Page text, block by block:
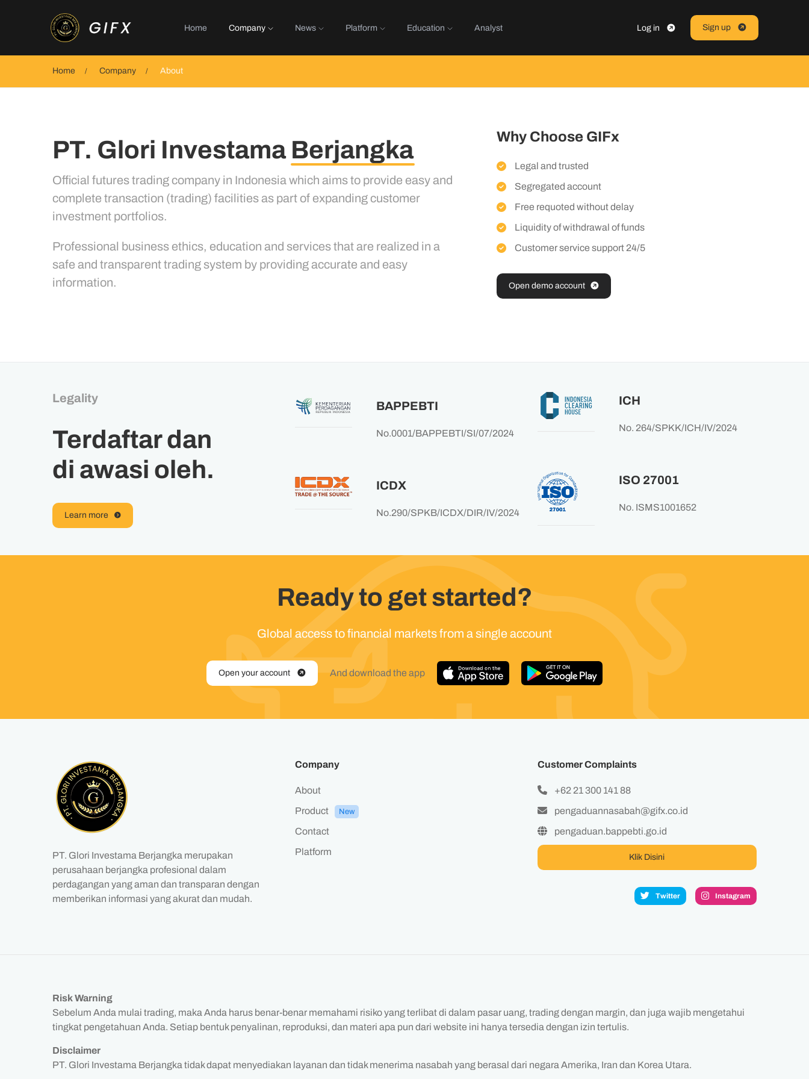
Home Company News Platform Education Analyst Log in Sign up
Home Company About
PT. Glori Investama Berjangka
Official futures trading company in Indonesia which aims to provide easy and
complete transaction (trading) facilities as part of expanding customer
investment portfolios.
Professional business ethics, education and services that are realized in a
safe and transparent trading system by providing accurate and easy
information.
Why Choose GIFx
Legal and trusted
Segregated account
Free requoted without delay
Liquidity of withdrawal of funds
Customer service support 24/5
Open demo account
Legality
Terdaftar dan
di awasi oleh.
Learn more
BAPPEBTI
No.0001/BAPPEBTI/SI/07/2024
ICDX
No.290/SPKB/ICDX/DIR/IV/2024
ICH
No. 264/SPKK/ICH/IV/2024
ISO 27001
No. ISMS1001652
Ready to get started?
Global access to financial markets from a single account
Open your account And download the app
PT. Glori Investama Berjangka merupakan
perusahaan berjangka profesional dalam
perdagangan yang aman dan transparan dengan
memberikan informasi yang akurat dan mudah.
Company
About
Product
New
Contact
Platform
Customer Complaints
+62 21 300 141 88
pengaduannasabah@gifx.co.id
pengaduan.bappebti.go.id
Klik Disini
Twitter Instagram
Risk Warning
Sebelum Anda mulai trading, maka Anda harus benar-benar memahami risiko yang terlibat di dalam pasar uang, trading dengan margin, dan juga wajib mengetahui
tingkat pengetahuan Anda. Setiap bentuk penyalinan, reproduksi, dan materi apa pun dari website ini hanya tersedia dengan izin tertulis.
Disclaimer
PT. Glori Investama Berjangka tidak dapat menyediakan layanan dan tidak menerima nasabah yang berasal dari negara Amerika, Iran dan Korea Utara.